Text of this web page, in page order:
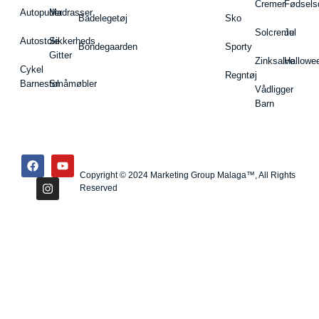
Autopuder
Autostole
Cykel
Barnestol
Madrasser
Sikkerheds
Gitter
Småmøbler
Badelegetøj
Bondegaarden
Sko
Sporty
Regntøj
Cremer
Solcreme
Zinksalve
Vådligger
Barn
Jul
Copyright © 2024 Marketing Group Malaga™, All Rights
Reserved